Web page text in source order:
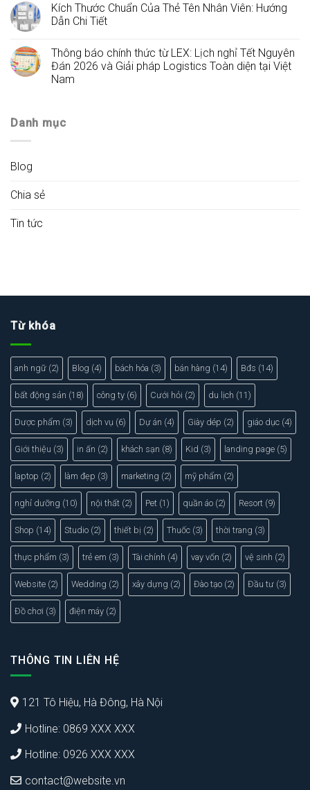
Kích Thước Chuẩn Của Thẻ Tên Nhân Viên: Hướng
Dẫn Chi Tiết
Thông báo chính thức từ LEX: Lịch nghỉ Tết Nguyên
Đán 2026 và Giải pháp Logistics Toàn diện tại Việt
Nam
Danh mục
Blog
Chia sẻ
Tin tức
Từ khóa
anh ngữ (2) Blog (4) bách hóa (3) bán hàng (14) Bđs (14)
bất động sản (18) công ty (6) Cưới hỏi (2) du lịch (11)
Dược phẩm (3) dịch vụ (6) Dự án (4) Giày dép (2) giáo dục (4)
Giới thiệu (3) in ấn (2) khách sạn (8) Kid (3) landing page (5)
laptop (2) làm đẹp (3) marketing (2) mỹ phẩm (2)
nghỉ dưỡng (10) nội thất (2) Pet (1) quần áo (2) Resort (9)
Shop (14) Studio (2) thiết bị (2) Thuốc (3) thời trang (3)
thực phẩm (3) trẻ em (3) Tài chính (4) vay vốn (2) vệ sinh (2)
Website (2) Wedding (2) xây dựng (2) Đào tạo (2) Đầu tư (3)
Đồ chơi (3) điện máy (2)
THÔNG TIN LIÊN HỆ
121 Tô Hiệu, Hà Đông, Hà Nội
Hotline: 0869 XXX XXX
Hotline: 0926 XXX XXX
contact@website.vn